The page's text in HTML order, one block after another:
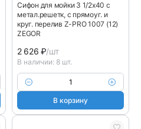
Сифон для мойки 3 1/2х40 с
метал.решетк, с прямоуг. и
круг. перелив Z-PRO 1007 (12)
ZEGOR
2 626₽/шт
В наличии: 8 шт.
В корзину